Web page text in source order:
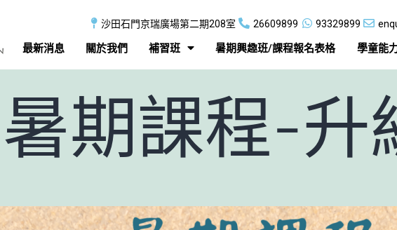
沙田石門京瑞廣場第二期208室 26609899 93329899
最新消息 關於我們 補習班 暑期興趣班/課程報名​表格​ 學童能
期課程-升